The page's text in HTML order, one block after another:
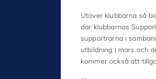
Utöver klubbarna så
där klubbarnas
supportrarna i
utbildning i mars och
kommer också att